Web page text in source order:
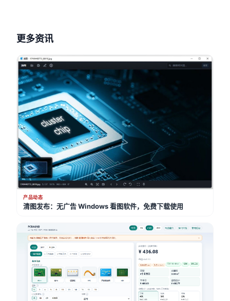
更多资讯
产品动态
清图发布：无广告 Windows 看图软件，免费下载使用